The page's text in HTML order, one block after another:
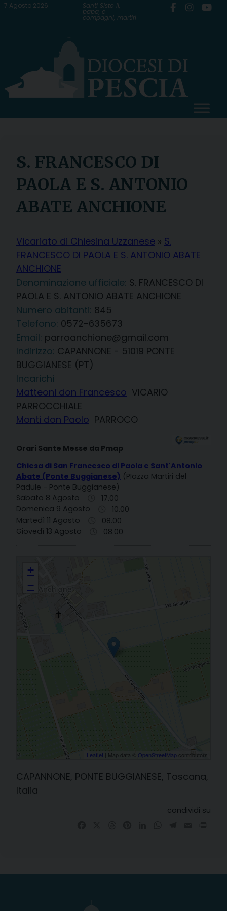
Skip
7 Agosto 2026 Santi Sisto II,
papa, e
compagni, martiri
S. FRANCESCO DI
PAOLA E S. ANTONIO
ABATE ANCHIONE
Vicariato di Chiesina Uzzanese » S.
FRANCESCO DI PAOLA E S. ANTONIO ABATE
ANCHIONE
Denominazione ufficiale: S. FRANCESCO DI
PAOLA E S. ANTONIO ABATE ANCHIONE
845
Telefono: 0572-635673
Email: parroanchione@gmail.com
Indirizzo: CAPANNONE - 51019 PONTE
BUGGIANESE (PT)
Incarichi
Matteoni don Francesco VICARIO
PARROCCHIALE
Monti don Paolo PARROCO
Orari Sante Messe da Pmap
Chiesa di San Francesco di Paola e Sant'Antonio
Abate (Ponte Buggianese) (PIazza Martiri del
Padule - Ponte Buggianese)
Sabato 8 Agosto
17.00
Domenica 9 Agosto
10.00
Martedì 11 Agosto
08.00
Giovedì 13 Agosto
08.00
S. FRANCESCO DI PAOLA E S. ANTONIO ABATE ANCHIONE
+
−
Leaflet | Map data © OpenStreetMap contributors
CAPANNONE, PONTE BUGGIANESE, Toscana,
Italia
condividi su